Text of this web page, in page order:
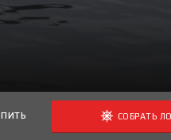
СОБРАТЬ